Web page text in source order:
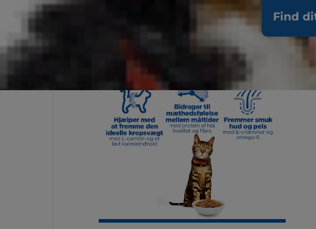
Find